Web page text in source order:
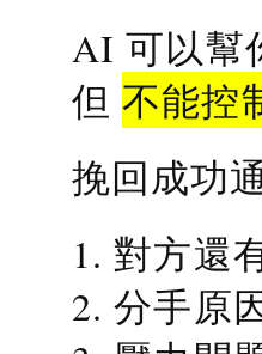
AI 可以幫
但不能控
挽回成功
1. 對方還
2. 分手原